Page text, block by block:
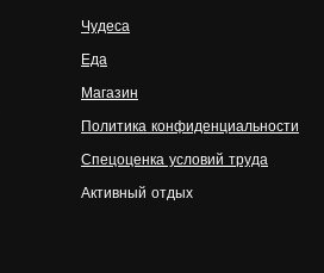
Чудеса
Еда
Магазин
Политика конфиденциальности
Спецоценка условий труда
Активный отдых